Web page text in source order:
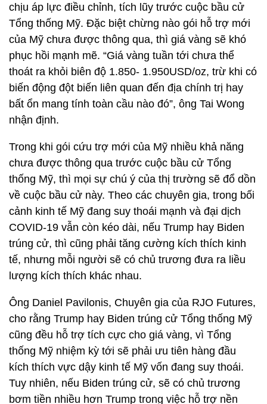
chịu áp lực điều chỉnh, tích lũy trước cuộc bầu cử
Tổng thống Mỹ. Đặc biệt chừng nào gói hỗ trợ mới
của Mỹ chưa được thông qua, thì giá vàng sẽ khó
phục hồi mạnh mẽ. “Giá vàng tuần tới chưa thể
thoát ra khỏi biên độ 1.850- 1.950USD/oz, trừ khi có
biến động đột biến liên quan đến địa chính trị hay
bất ổn mang tính toàn cầu nào đó”, ông Tai Wong
nhận định.
Trong khi gói cứu trợ mới của Mỹ nhiều khả năng
chưa được thông qua trước cuộc bầu cử Tổng
thống Mỹ, thì mọi sự chú ý của thị trường sẽ đổ dồn
về cuộc bầu cử này. Theo các chuyên gia, trong bối
cảnh kinh tế Mỹ đang suy thoái mạnh và đại dịch
COVID-19 vẫn còn kéo dài, nếu Trump hay Biden
trúng cử, thì cũng phải tăng cường kích thích kinh
tế, nhưng mỗi người sẽ có chủ trương đưa ra liều
lượng kích thích khác nhau.
Ông Daniel Pavilonis, Chuyên gia của RJO Futures,
cho rằng Trump hay Biden trúng cử Tổng thống Mỹ
cũng đều hỗ trợ tích cực cho giá vàng, vì Tổng
thống Mỹ nhiệm kỳ tới sẽ phải ưu tiên hàng đầu
kích thích vực dậy kinh tế Mỹ vốn đang suy thoái.
Tuy nhiên, nếu Biden trúng cử, sẽ có chủ trương
bơm tiền nhiều hơn Trump trong việc hỗ trợ nền